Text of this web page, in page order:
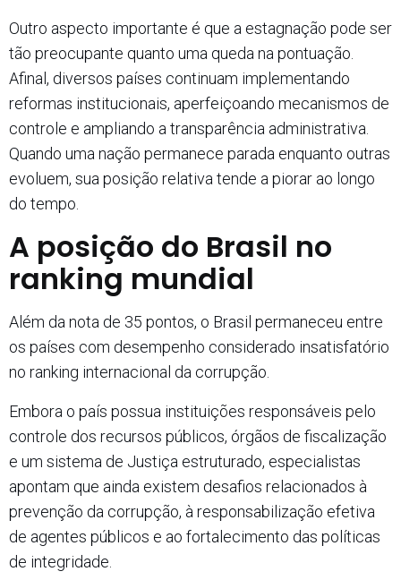
Outro aspecto importante é que a estagnação pode ser
tão preocupante quanto uma queda na pontuação.
Afinal, diversos países continuam implementando
reformas institucionais, aperfeiçoando mecanismos de
controle e ampliando a transparência administrativa.
Quando uma nação permanece parada enquanto outras
evoluem, sua posição relativa tende a piorar ao longo
do tempo.
A posição do Brasil no
ranking mundial
Além da nota de 35 pontos, o Brasil permaneceu entre
os países com desempenho considerado insatisfatório
no ranking internacional da corrupção.
Embora o país possua instituições responsáveis pelo
controle dos recursos públicos, órgãos de fiscalização
e um sistema de Justiça estruturado, especialistas
apontam que ainda existem desafios relacionados à
prevenção da corrupção, à responsabilização efetiva
de agentes públicos e ao fortalecimento das políticas
de integridade.